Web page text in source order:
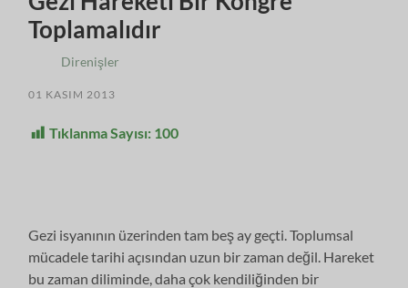
Toplamalıdır
Direnişler
01 KASIM 2013
Tıklanma Sayısı: 100
Gezi isyanının üzerinden tam beş ay geçti. Toplumsal
mücadele tarihi açısından uzun bir zaman değil. Hareket
bu zaman diliminde, daha çok kendiliğinden bir